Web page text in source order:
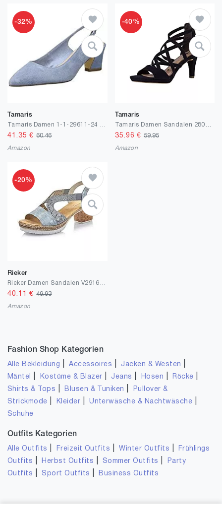
-32%
Tamaris
41.35 €60.46
Amazon
-40%
Tamaris
35.96 € 59.95
Amazon
-20%
Rieker
40.11 €49.93
Amazon
Fashion Shop Kategorien
Alle Bekleidung |Accessoires Jacken & Westen
Mäntel Kostüme & Blazer Jeans Hosen Röcke
Shirts & Tops Blusen & Tuniken
Pullover &
Strickmode
Kleider |Unterwäsche & Nachtwäsche
Schuhe
Outfits Kategorien
Alle Outfits Freizeit Outfits |Winter Outfits
Frühlings
Outfits
Herbst Outfits Sommer Outfits
Party
Outfits
Sport Outfits Business Outfits